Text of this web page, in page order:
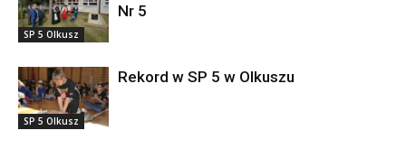
SP 5 Olkusz
Nr 5
SP 5 Olkusz
Rekord w SP 5 w Olkuszu